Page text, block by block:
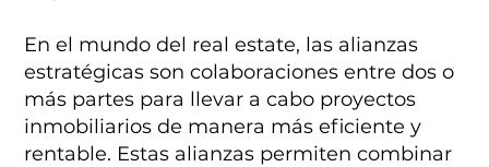
En el mundo del real estate, las alianzas
estratégicas son colaboraciones entre dos o
más partes para llevar a cabo proyectos
inmobiliarios de manera más eficiente y
rentable. Estas alianzas permiten combinar